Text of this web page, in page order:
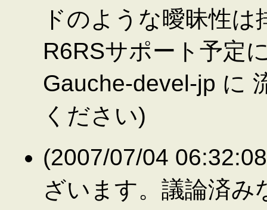
ドのような曖昧性
R6RSサポート予定
Gauche-devel-jp に
ください)
(2007/07/04
ざいます。議論済み